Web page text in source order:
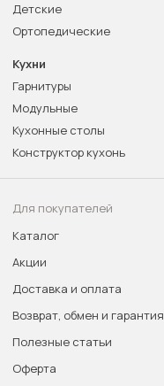
Детские
Ортопедические
Кухни
Гарнитуры
Модульные
Кухонные столы
Конструктор кухонь
Для покупателей
Каталог
Акции
Доставка и оплата
Возврат, обмен и гарантия
Полезные статьи
Оферта